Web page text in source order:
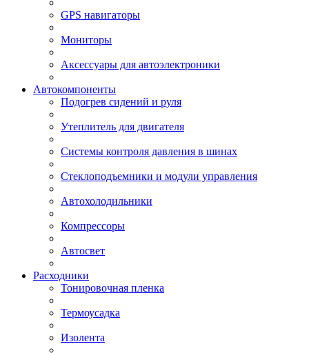
GPS навигаторы
Мониторы
Аксессуары для автоэлектроники
Автокомпоненты
Подогрев сидений и руля
Утеплитель для двигателя
Системы контроля давления в шинах
Стеклоподъемники и модули управления
Автохолодильники
Компрессоры
Автосвет
Расходники
Тонировочная пленка
Термоусадка
Изолента